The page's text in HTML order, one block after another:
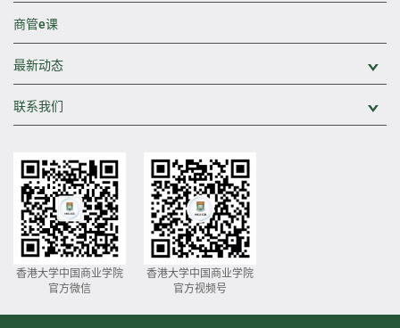
商管e课
最新动态
联系我们
香港大学中国商业学院
官方微信
香港大学中国商业学院
官方视频号